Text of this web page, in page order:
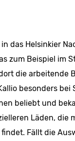
das Helsinkier
zum Beispiel im
die arbeitende
besonders bei
beliebt und
Läden, die
Fällt die